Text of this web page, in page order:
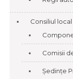
Consiliul local
Comisii
Ședințe